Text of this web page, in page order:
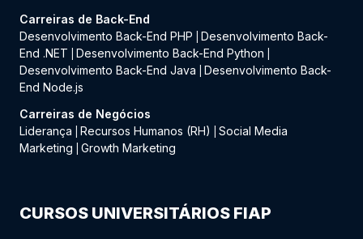
Carreiras de Back-End
Desenvolvimento Back-End PHP
Desenvolvimento Back-
End .NET
Desenvolvimento Back-End Python
Desenvolvimento Back-End Java
Desenvolvimento Back-
End Node.js
Carreiras de Negócios
Liderança
Recursos Humanos (RH)
Social Media
Marketing
Growth Marketing
CURSOS UNIVERSITÁRIOS FIAP